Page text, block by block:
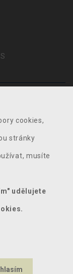
cookies,
stránky
musíte
udělujete